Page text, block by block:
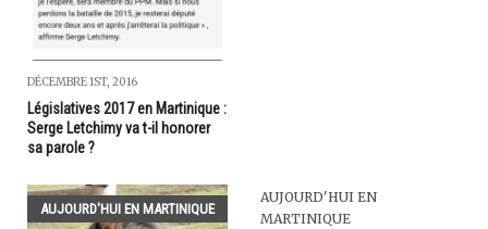
DÉCEMBRE 1ST, 2016
Législatives 2017 en Martinique :
Serge Letchimy va t-il honorer
sa parole ?
AUJOURD'HUI EN MARTINIQUE
AUJOURD'HUI EN
MARTINIQUE